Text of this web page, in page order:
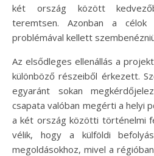
két ország között
teremtsen. Azonban a célok
problémával kellett
Az elsődleges ellenállás a
különböző részeiből érkezett.
egyaránt sokan
csapata valóban megérti a helyi
a két ország közötti történelmi
vélik, hogy a külföldi
megoldásokhoz, mivel a